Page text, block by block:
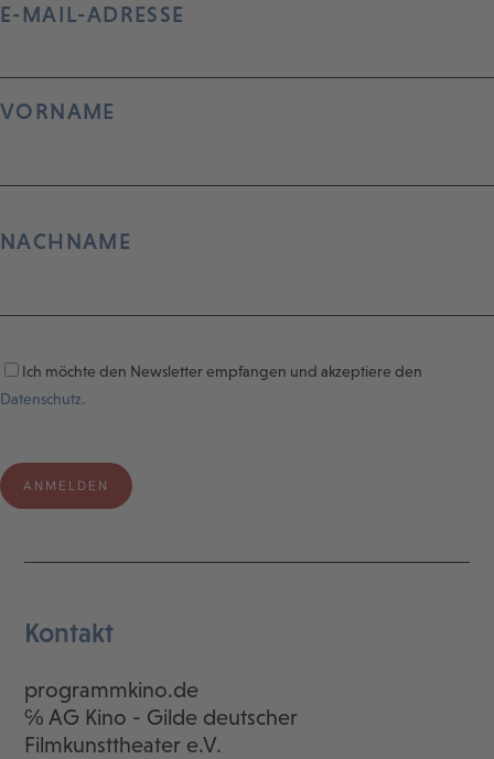
E-MAIL-ADRESSE
VORNAME
NACHNAME
Ich möchte den Newsletter empfangen und akzeptiere den
Datenschutz.
Kontakt
programmkino.de
℅ AG Kino - Gilde deutscher
Filmkunsttheater e.V.